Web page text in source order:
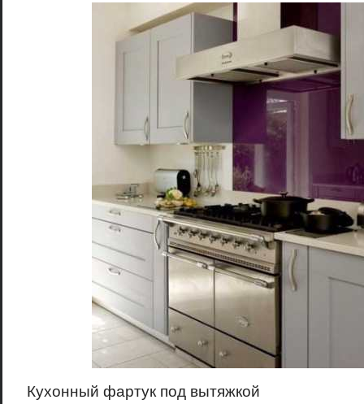
Кухонный фартук под вытяжкой